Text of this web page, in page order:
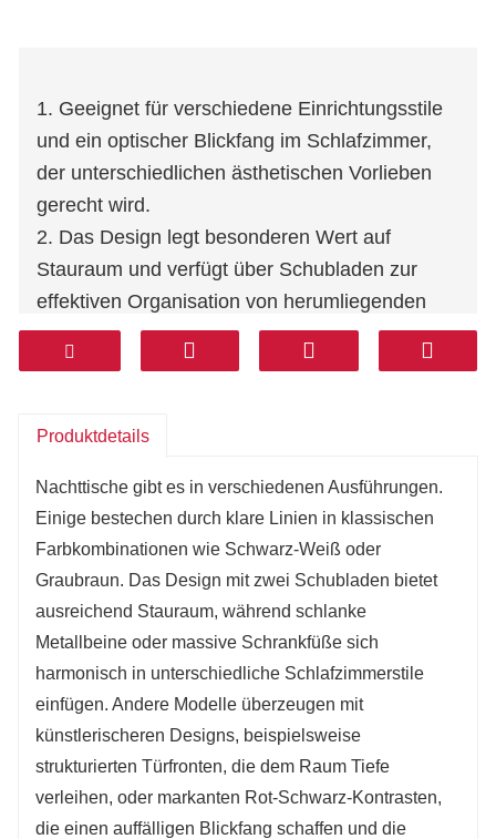
1. Geeignet für verschiedene Einrichtungsstile
und ein optischer Blickfang im Schlafzimmer,
der unterschiedlichen ästhetischen Vorlieben
gerecht wird.
2. Das Design legt besonderen Wert auf
Stauraum und verfügt über Schubladen zur
effektiven Organisation von herumliegenden
Gegenständen neben dem Bett.
3. Erhältlich in klassischen neutralen Farben
kräftigen Farbkombinationen wie Rot &
4. Enthält detaillierte Elemente wie strukturierte
Türpaneele und Metallstützbeine, um die Textur
zu verstärken und Eintönigkeit zu vermeiden.
5. Kompaktes Gesamtvolumendesign, das den
Platzbedarf minimiert und eine reibungslose
Bewegungsfreiheit im Schlafzimmer
gewährleistet.
6. Neben praktischen Funktionen wertet es
auch die Gesamtästhetik des Schlafzimmers
Produktdetails
Nachttische gibt es in verschiedenen Ausführungen.
Einige bestechen durch klare Linien in klassischen
Farbkombinationen wie Schwarz-Weiß oder
Graubraun. Das Design mit zwei Schubladen bietet
ausreichend Stauraum, während schlanke
Metallbeine oder massive Schrankfüße sich
harmonisch in unterschiedliche Schlafzimmerstile
einfügen. Andere Modelle überzeugen mit
künstlerischeren Designs, beispielsweise
strukturierten Türfronten, die dem Raum Tiefe
verleihen, oder markanten Rot-Schwarz-Kontrasten,
die einen auffälligen Blickfang schaffen und die